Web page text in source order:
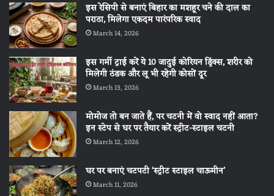
इस रेसिपी से बनाएं बिहार का मशहूर चने की दाल का
पराठा, मिलेगा एकदम पारंपरिक स्वाद
March 14, 2026
इस गर्मी ट्राई करें ये 10 जादुई कोरियन ड्रिंक्स, शरीर को
मिलेगी ठंडक और लू भी रहेगी कोसों दूर
March 13, 2026
मोमोज तो बन जाते हैं, पर चटनी में वो स्वाद नहीं आता?
इन स्टेप से घर पर तैयार करें स्ट्रीट-स्टाइल चटनी
March 12, 2026
घर पर बनाएं चटपटी ‘स्ट्रीट स्टाइल चाऊमीन’
March 11, 2026